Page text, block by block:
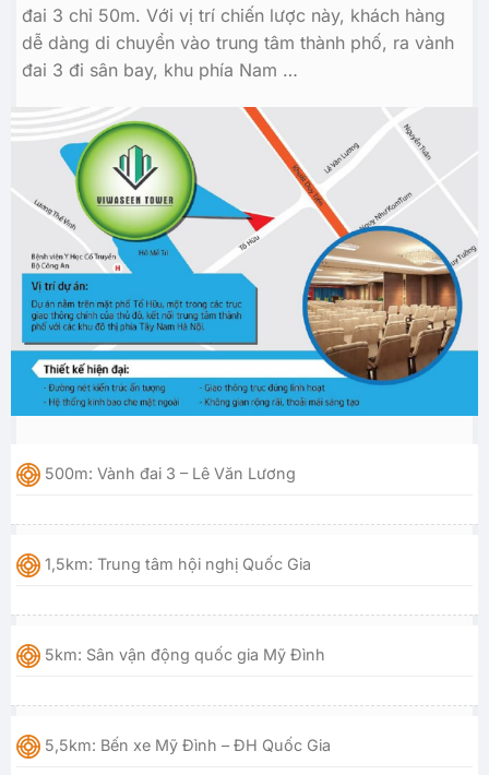
đai 3 chỉ 50m. Với vị trí chiến lược này, khách hàng
dễ dàng di chuyển vào trung tâm thành phố, ra vành
đai 3 đi sân bay, khu phía Nam …
500m: Vành đai 3 – Lê Văn Lương
1,5km: Trung tâm hội nghị Quốc Gia
5km: Sân vận động quốc gia Mỹ Đình
5,5km: Bến xe Mỹ Đình – ĐH Quốc Gia